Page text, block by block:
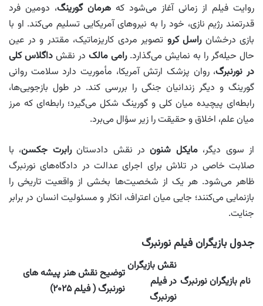
روایت فیلم از زمانی آغاز می‌شود که هرمان گورینگ، دومین فرد
قدرتمند رژیم نازی، خود را به نیروهای آمریکایی تسلیم می‌کند. او با
بازی درخشانراسل کرو تصویر مردی کاریزماتیک، مقتدر و در عین
حال حیله‌گر را به نمایش می‌گذارد.رامی مالک در نقش داگلاس کلی
در نورنبرگ، روان‌ پزشک ارتش آمریکا، مأموریت دارد سلامت روانی
گورینگ و دیگر زندانیان جنگی را بررسی کند. در طول بازجویی‌ها،
رابطه‌ای پیچیده میان کلی و گورینگ شکل می‌گیرد؛ رابطه‌ای که مرز
میان علم، اخلاق و حقیقت را زیر سؤال می‌برد.
از سوی دیگر،مایکل شنوندر نقش دادستانرابرت جکسن، با
صلابت خاصی در تلاش برای اجرای عدالت در دادگاه‌های نورنبرگ
ظاهر می‌شود. هر یک از شخصیت‌ها بخشی از واقعیت تاریخی را
بازنمایی می‌کنند؛ جایی میان اعتراف، انکار و مسئولیت انسان در برابر
جنایت.
جدول بازیگران فیلم نورنبرگ
نام بازیگران نورنبرگ
نقش بازیگران
در فیلم
نورنبرگ
توضیح نقش هنر پیشه های
نورنبرگ ( فیلم ۲۰۲۵)